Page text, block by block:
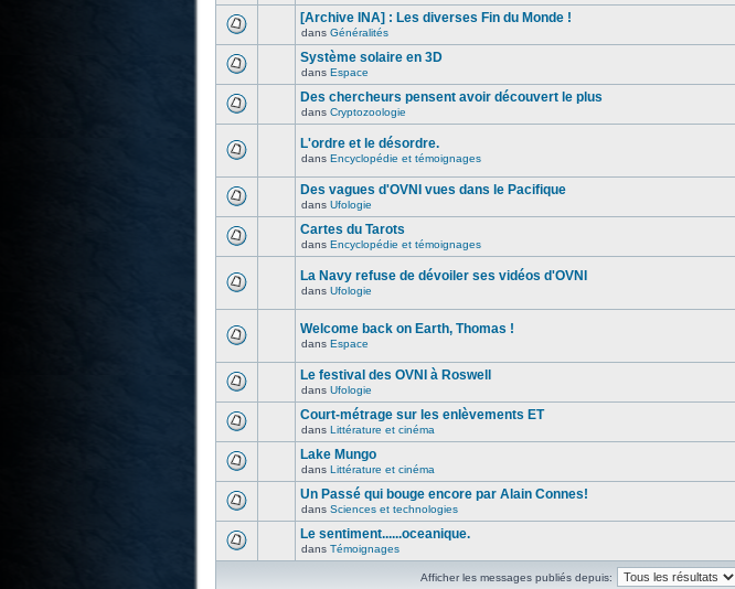
[Archive INA] : Les diverses Fin du Monde !
dans Généralités
Système solaire en 3D
dans Espace
Des chercheurs pensent avoir découvert le plus
dans Cryptozoologie
L'ordre et le désordre.
dans Encyclopédie et témoignages
Des vagues d'OVNI vues dans le Pacifique
dans Ufologie
Cartes du Tarots
dans Encyclopédie et témoignages
La Navy refuse de dévoiler ses vidéos d'OVNI
dans Ufologie
Welcome back on Earth, Thomas !
dans Espace
Le festival des OVNI à Roswell
dans Ufologie
Court-métrage sur les enlèvements ET
dans Littérature et cinéma
Lake Mungo
dans Littérature et cinéma
Un Passé qui bouge encore par Alain Connes!
dans Sciences et technologies
Le sentiment......oceanique.
dans Témoignages
Afficher les messages publiés depuis: